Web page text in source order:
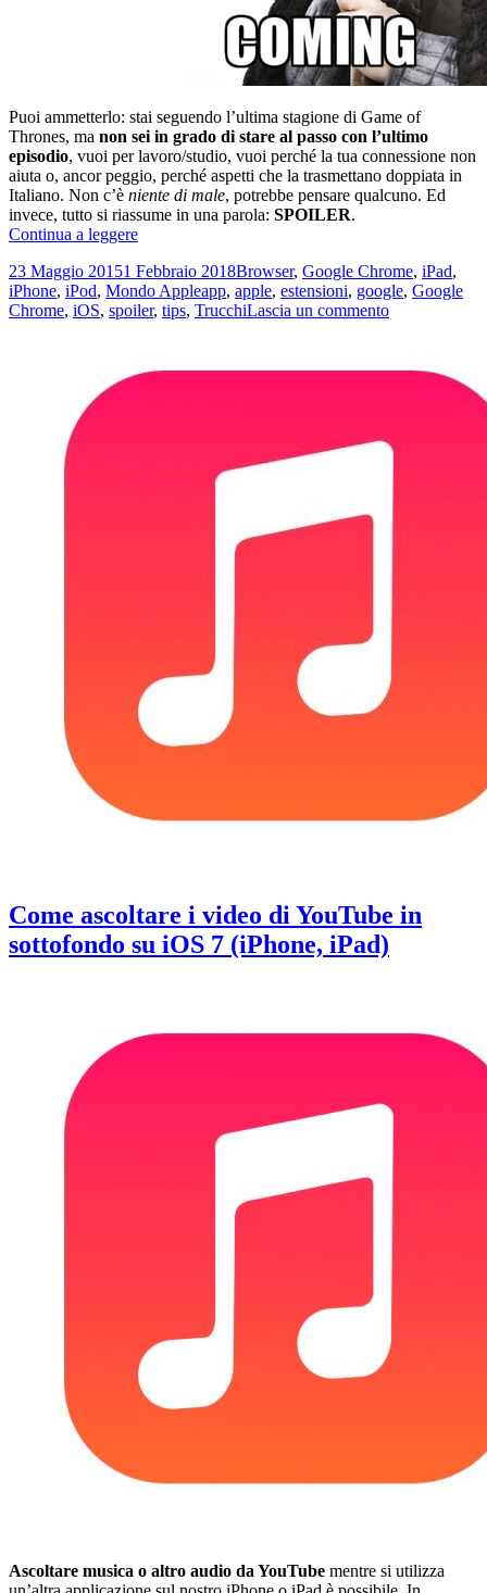
Puoi ammetterlo: stai seguendo l’ultima stagione di Game of
Thrones, ma non sei in grado di stare al passo con l’ultimo
episodio, vuoi per lavoro/studio, vuoi perché la tua connessione non
aiuta o, ancor peggio, perché aspetti che la trasmettano doppiata in
Italiano. Non c’è niente di male, potrebbe pensare qualcuno. Ed
invece, tutto si riassume in una parola: SPOILER.
Continua a leggereCome
spoiler
di
serie
“Game
Scritto
il
23 Maggio 20151 Febbraio 2018Categorie
Browser, Google Chrome, iPad,
iPhone, iPod, Mondo AppleTag
app, apple, estensioni, google, Google
Chrome, iOS, spoiler, tips, TrucchiLascia un commentosu
spoiler
come
Come ascoltare i video di YouTube in
sottofondo su iOS 7 (iPhone, iPad)
Ascoltare musica o altro audio da YouTube mentre si utilizza